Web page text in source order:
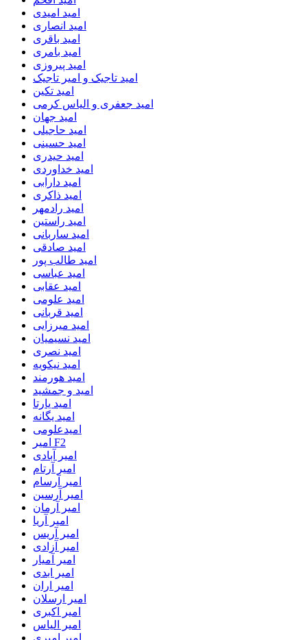
امید امیدی
امید انصاری
امید باقری
امید بامری
امید پیروزی
امید تاجیک و امیر تاجیک
امید تکین
امید جعفری و الیاس کرمی
امید جهان
امید حاجیلی
امید حسینی
امید حیدری
امید خداوردی
امید دارابی
امید ذاکری
امید رادمهر
امید راستین
امید ساربانی
امید صادقی
امید طالب پور
امید عباسی
امید عقابی
امید علومی
امید قربانی
امید میرزایی
امید نسیمیان
امید نصری
امید نیکویه
امید هورمند
امید و جمشید
امید یارتا
امید یگانه
امیدعلومی
امیر F2
امیر آبادی
امیر آرتام
امیر آرسام
امیر آرسین
امیر آرمان
امیر آریا
امیر آریس
امیر آزادی
امیر آمیار
امیر ابدی
امیر اران
امیر ارسلان
امیر اکبری
امیر الیاس
امیر امیری